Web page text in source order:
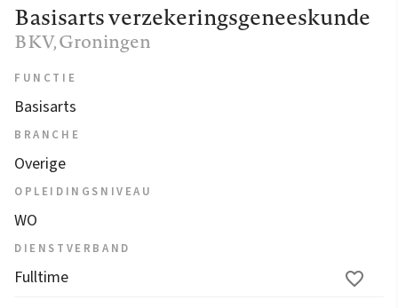
Basisarts verzekeringsgeneeskunde
BKV, Groningen
FUNCTIE
Basisarts
BRANCHE
Overige
OPLEIDINGSNIVEAU
WO
DIENSTVERBAND
Fulltime